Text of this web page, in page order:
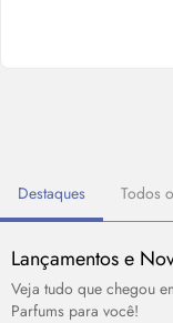
Destaques Todos
Lançamentos e
Veja tudo que chegou
Parfums para você!